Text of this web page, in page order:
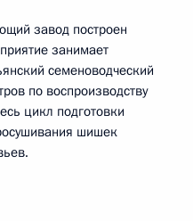
завод построен
занимает
семеноводческий
по воспроизводству
цикл подготовки
шишек